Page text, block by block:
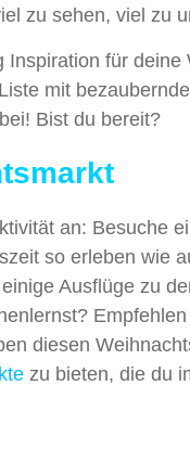
zu sehen, viel zu
für
mit
Bist du bereit?
an: Besuche
so erleben wie
Ausflüge zu
diesen
zu bieten, die du